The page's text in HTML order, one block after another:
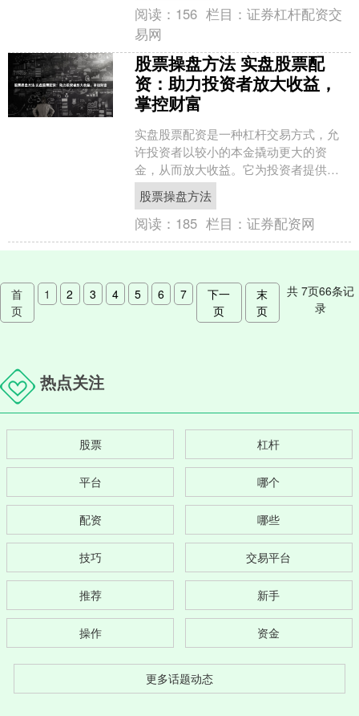
阅读： 156 栏目：证券杠杆配资交
易网
股票操盘方法 实盘股票配
资：助力投资者放大收益，
掌控财富
实盘股票配资是一种杠杆交易方式，允
许投资者以较小的本金撬动更大的资
金，从而放大收益。它为投资者提供了
以下优势： 1. **雪球配资**：行业龙头，
资金实力雄厚，....
股票操盘方法
阅读： 185 栏目：证券配资网
首
页
1 2 3 4 5 6 7
下一
页
末
页
共7页66条记
录
热点关注
股票 杠杆
平台 哪个
配资 哪些
技巧 交易平台
推荐 新手
操作 资金
更多话题动态